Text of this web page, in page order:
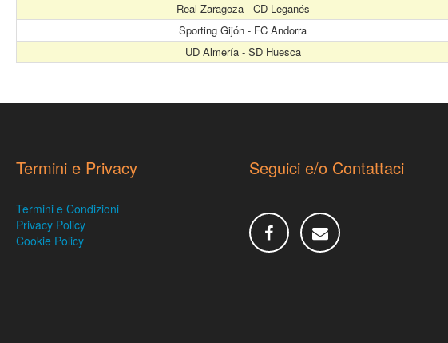
Real Zaragoza - CD Leganés
Sporting Gijón - FC Andorra
UD Almería - SD Huesca
Termini e Privacy
Termini e Condizioni
Privacy Policy
Cookie Policy
Seguici e/o Contattaci